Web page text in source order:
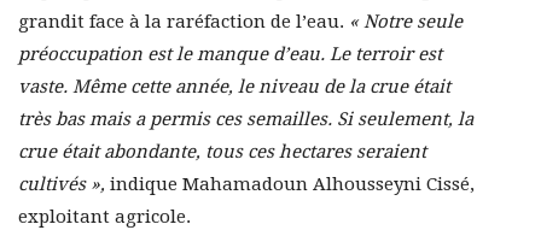
grandit face à la raréfaction de l’eau. « Notre seule
préoccupation est le manque d’eau. Le terroir est
vaste. Même cette année, le niveau de la crue était
très bas mais a permis ces semailles. Si seulement, la
crue était abondante, tous ces hectares seraient
cultivés », indique Mahamadoun Alhousseyni Cissé,
exploitant agricole.